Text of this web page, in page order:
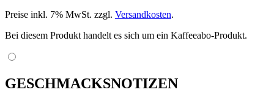
Preise inkl. 7% MwSt. zzgl. Versandkosten.
Bei diesem Produkt handelt es sich um ein Kaffeeabo-Produkt.
GESCHMACKSNOTIZEN